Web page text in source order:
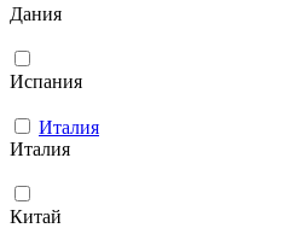
Дания
Испания
Италия
Италия
Китай